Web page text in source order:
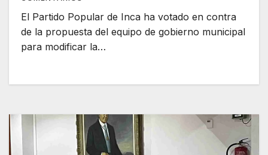
El Partido Popular de Inca ha votado en contra
de la propuesta del equipo de gobierno municipal
para modificar la…